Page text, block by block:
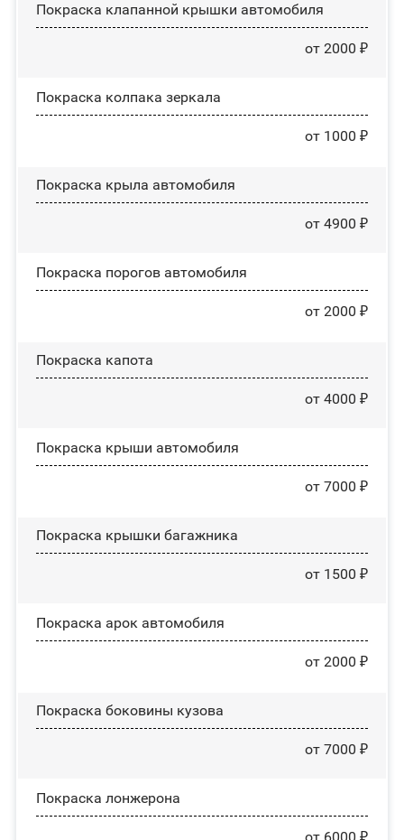
Покраска клапанной крышки автомобиля
от 2000 ₽
Покраска колпака зеркала
от 1000 ₽
Покраска крыла автомобиля
от 4900 ₽
Покраска порогов автомобиля
от 2000 ₽
Покраска капота
от 4000 ₽
Покраска крыши автомобиля
от 7000 ₽
Покраска крышки багажника
от 1500 ₽
Покраска арок автомобиля
от 2000 ₽
Покраска боковины кузова
от 7000 ₽
Покраска лонжерона